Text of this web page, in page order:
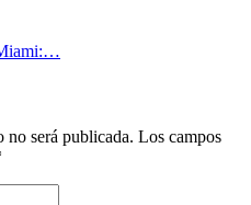
no será publicada. Los campos